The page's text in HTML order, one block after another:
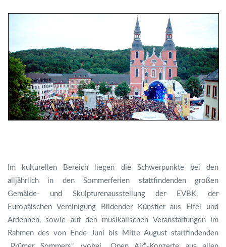
Im kulturellen Bereich liegen die Schwerpunkte bei den
alljährlich in den Sommerferien stattfindenden großen
Gemälde- und Skulpturenausstellung der EVBK, der
Europäischen Vereinigung Bildender Künstler aus Eifel und
Ardennen, sowie auf den musikalischen Veranstaltungen im
Rahmen des von Ende Juni bis Mitte August stattfindenden